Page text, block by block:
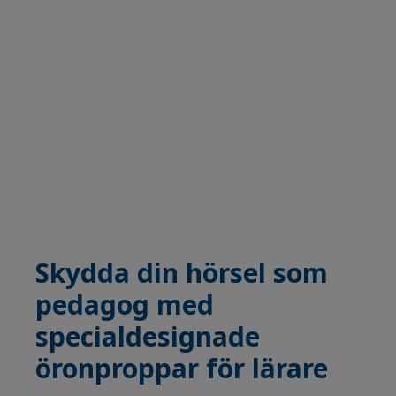
Skydda din hörsel som
pedagog med
specialdesignade
öronproppar för lärare